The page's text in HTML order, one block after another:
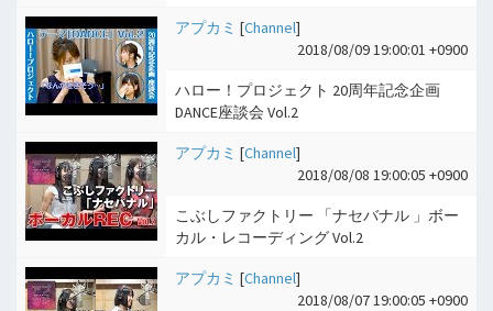
アプカミ [Channel]
2018/08/09 19:00:01 +0900
ハロー！プロジェクト 20周年記念企画
DANCE座談会 Vol.2
アプカミ [Channel]
2018/08/08 19:00:05 +0900
こぶしファクトリー 「ナセバナル 」ボー
カル・レコーディング Vol.2
アプカミ [Channel]
2018/08/07 19:00:05 +0900